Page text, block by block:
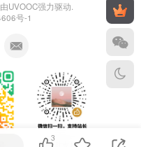
UVOOC强力驱动.
号-1
3